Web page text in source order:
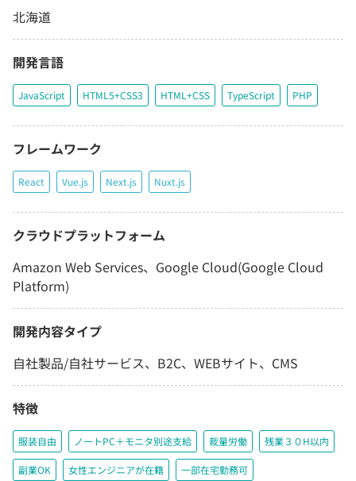
北海道
開発言語
JavaScript HTML5+CSS3 HTML+CSS TypeScript PHP
フレームワーク
React Vue.js Next.js Nuxt.js
クラウドプラットフォーム
Amazon Web Services、Google Cloud(Google Cloud
Platform)
開発内容タイプ
自社製品/自社サービス、B2C、WEBサイト、CMS
特徴
服装自由 ノートPC＋モニタ別途支給 裁量労働 残業３０H以内
副業OK 女性エンジニアが在籍 一部在宅勤務可